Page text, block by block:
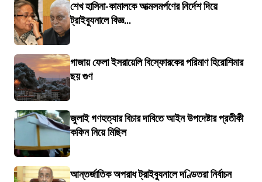
শেখ হাসিনা-কামালকে আত্মসমর্পণের নির্দেশ দিয়ে
ট্রাইব্যুনালে বিজ্ঞ...
গাজায় ফেলা ইসরায়েলি বিস্ফোরকের পরিমাণ হিরোশিমার
ছয় গুণ
জুলাই গণহত্যার বিচার দাবিতে আইন উপদেষ্টার প্রতীকী
কফিন নিয়ে মিছিল
আন্তর্জাতিক অপরাধ ট্রাইব্যুনালে দণ্ডিতরা নির্বাচন